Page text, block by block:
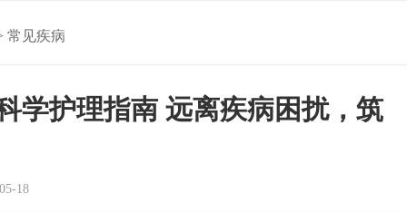
常见疾病
学护理指南 远离疾病困扰，筑
18